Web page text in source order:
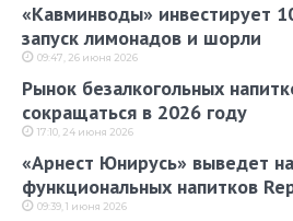
«Кавминводы» инвестирует
запуск лимонадов и шорли
09:47, 26 июня 2026
Рынок безалкогольных
сокращаться в 2026 году
17:10, 24 июня 2026
«Арнест Юнирусь» выведет
функциональных напитков
09:39, 1 июня 2026